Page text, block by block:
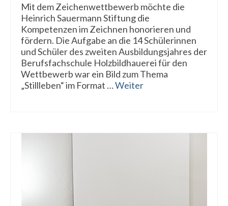
Mit dem Zeichenwettbewerb möchte die
Heinrich Sauermann Stiftung die
Kompetenzen im Zeichnen honorieren und
fördern. Die Aufgabe an die 14 Schülerinnen
und Schüler des zweiten Ausbildungsjahres der
Berufsfachschule Holzbildhauerei für den
Wettbewerb war ein Bild zum Thema
„Stillleben“ im Format …Weiter